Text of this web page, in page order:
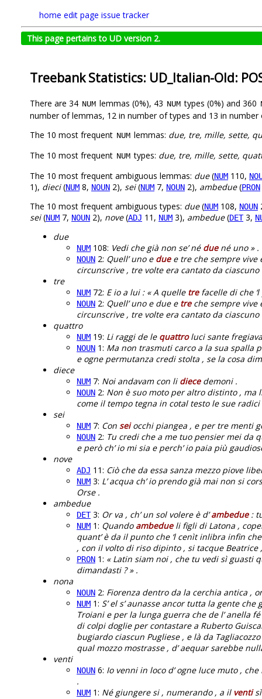
home edit page issue tracker
This page pertains to UD version 2.
Treebank Statistics: UD_Italian-Old:
There are 34 NUM lemmas (0%), 43 NUM types (0%) and 360
number of lemmas, 12 in number of types and 13 in number
The 10 most frequent NUM lemmas: due, tre, mille, sette,
The 10 most frequent NUM types: due, tre, mille, sette,
The 10 most frequent ambiguous lemmas: due(NUM 110,
1), dieci(NUM 8, NOUN 2), sei(NUM 7, NOUN 2), ambedue(PRON
The 10 most frequent ambiguous types: due(NUM 108, NOUN
sei(NUM 7, NOUN 2), nove(ADJ 11, NUM 3), ambedue(DET3,
due
NUM 108: Vedi che già non se’ né duené uno » .
NOUN 2: Quell’ uno e duee tre che sempre vive
circunscrive , tre volte era cantato da
tre
NUM 72: E io a lui : « A quelle trefacelle di che
NOUN 2: Quell’ uno e due e treche sempre vive
circunscrive , tre volte era cantato da
quattro
NUM 19: Li raggi de le quattroluci sante
NOUN 1: Ma non trasmuti carco a la sua spalla
e ogne permutanza credi stolta , se la cosa
diece
NUM 7: Noi andavam con li diecedemoni .
NOUN 2: Non è suo moto per altro distinto ,
come il tempo tegna in cotal testo le sue
sei
NUM 7: Con seiocchi piangea , e per tre menti
NOUN 2: Tu credi che a me tuo pensier mei da
e però ch’ io mi sia e perch’ io paia più
nove
ADJ 11: Ciò che da essa sanza mezzo piove
NUM 3: L’ acqua ch’ io prendo già mai non si
Orse .
ambedue
DET3: Or va , ch’ un sol volere è d’ambedue:
NUM 1: Quando ambedueli figli di Latona ,
quant’ è da il punto che ‘l cenìt inlibra infin
, con il volto di riso dipinto , si tacque
PRON 1: « Latin siam noi , che tu vedi sì guasti
dimandasti ? » .
nona
NOUN 2: Fiorenza dentro da la cerchia antica ,
NUM 1: S’ el s’ aunasse ancor tutta la gente
Troiani e per la lunga guerra che de l’ anella
di colpi doglie per contastare a Ruberto
bugiardo ciascun Pugliese , e là da
qual mozzo mostrasse , d’ aequar sarebbe
venti
NOUN 6: Io venni in loco d’ ogne luce muto ,
.
NUM 1: Né giungere si , numerando , a il ventisì